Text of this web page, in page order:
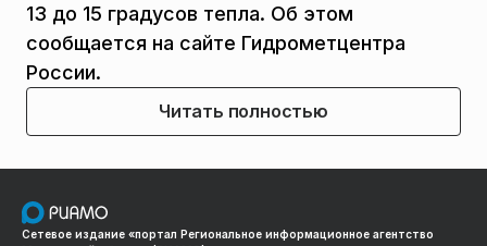
13 до 15 градусов тепла. Об этом
сообщается на сайте Гидрометцентра
России.
Читать полностью
Сетевое издание «портал Региональное информационное агентство